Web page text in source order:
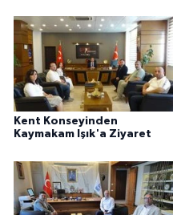
Kent Konseyinden
Kaymakam Işık'a Ziyaret